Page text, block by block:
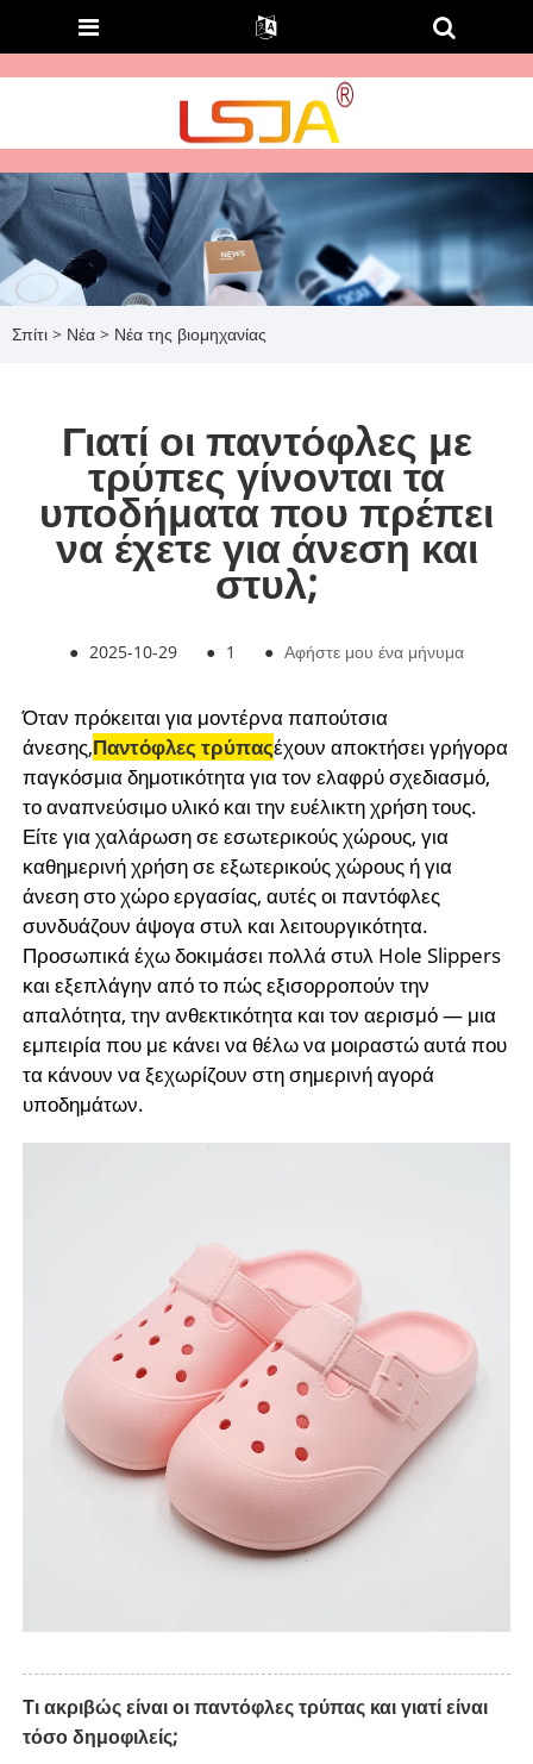
Σπίτι > Νέα > Νέα της βιομηχανίας
Γιατί οι παντόφλες με
τρύπες γίνονται τα
υποδήματα που πρέπει
να έχετε για άνεση και
στυλ;
● 2025-10-29 ● 1 ● Αφήστε μου ένα μήνυμα
Όταν πρόκειται για μοντέρνα παπούτσια
άνεσης,Παντόφλες τρύπαςέχουν αποκτήσει γρήγορα
παγκόσμια δημοτικότητα για τον ελαφρύ σχεδιασμό,
το αναπνεύσιμο υλικό και την ευέλικτη χρήση τους.
Είτε για χαλάρωση σε εσωτερικούς χώρους, για
καθημερινή χρήση σε εξωτερικούς χώρους ή για
άνεση στο χώρο εργασίας, αυτές οι παντόφλες
συνδυάζουν άψογα στυλ και λειτουργικότητα.
Προσωπικά έχω δοκιμάσει πολλά στυλ Hole Slippers
και εξεπλάγην από το πώς εξισορροπούν την
απαλότητα, την ανθεκτικότητα και τον αερισμό — μια
εμπειρία που με κάνει να θέλω να μοιραστώ αυτά που
τα κάνουν να ξεχωρίζουν στη σημερινή αγορά
υποδημάτων.
Τι ακριβώς είναι οι παντόφλες τρύπας και γιατί είναι
τόσο δημοφιλείς;